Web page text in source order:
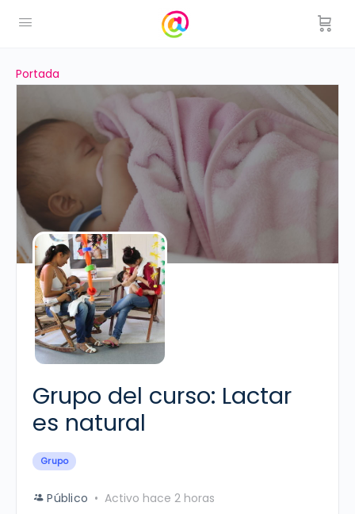
Portada
Grupo del curso: Lactar
es natural
Grupo
Público
Activo hace 2 horas